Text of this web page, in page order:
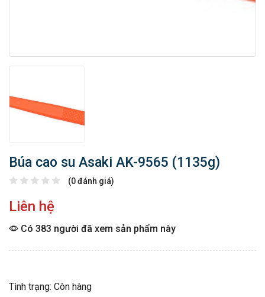
Búa cao su Asaki AK-9565 (1135g)
(0 đánh giá)
Liên hệ
Có 383 người đã xem sản phẩm này
Tình trạng: Còn hàng